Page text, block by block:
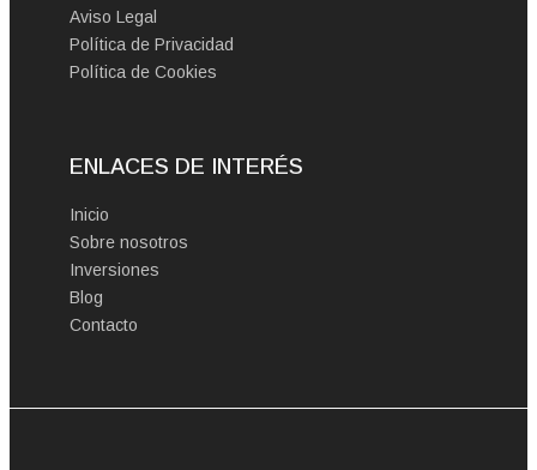
Aviso Legal
Política de Privacidad
Política de Cookies
ENLACES DE INTERÉS
Inicio
Sobre nosotros
Inversiones
Blog
Contacto